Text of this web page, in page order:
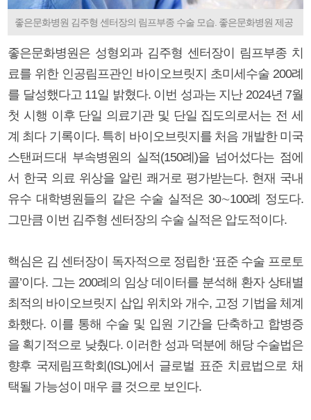
좋은문화병원 김주형 센터장의 림프부종 수술 모습. 좋은문화병원 제공
좋은문화병원은 성형외과 김주형 센터장이 림프부종 치
료를 위한 인공림프관인 바이오브릿지 초미세수술 200례
를 달성했다고 11일 밝혔다. 이번 성과는 지난 2024년 7월
첫 시행 이후 단일 의료기관 및 단일 집도의로서는 전 세
계 최다 기록이다. 특히 바이오브릿지를 처음 개발한 미국
스탠퍼드대 부속병원의 실적(150례)을 넘어섰다는 점에
서 한국 의료 위상을 알린 쾌거로 평가받는다. 현재 국내
유수 대학병원들의 같은 수술 실적은 30∼100례 정도다.
그만큼 이번 김주형 센터장의 수술 실적은 압도적이다.
핵심은 김 센터장이 독자적으로 정립한 ‘표준 수술 프로토
콜’이다. 그는 200례의 임상 데이터를 분석해 환자 상태별
최적의 바이오브릿지 삽입 위치와 개수, 고정 기법을 체계
화했다. 이를 통해 수술 및 입원 기간을 단축하고 합병증
을 획기적으로 낮췄다. 이러한 성과 덕분에 해당 수술법은
향후 국제림프학회(ISL)에서 글로벌 표준 치료법으로 채
택될 가능성이 매우 클 것으로 보인다.